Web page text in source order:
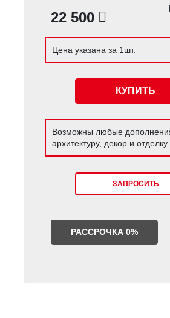
22 500
Цена указана за 1шт.
КУПИТЬ
Возможны любые
архитектуру, декор и отделку
ЗАПРОСИТЬ
РАССРОЧКА 0%